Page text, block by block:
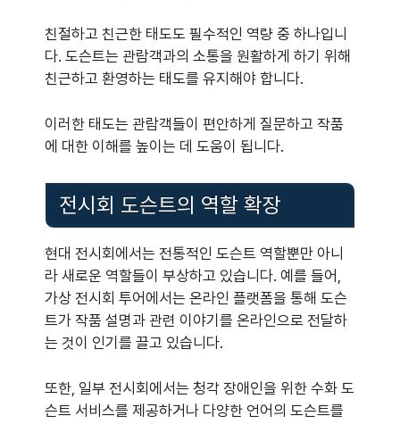
친절하고 친근한 태도도 필수적인 역량 중 하나입니
다. 도슨트는 관람객과의 소통을 원활하게 하기 위해
친근하고 환영하는 태도를 유지해야 합니다.
이러한 태도는 관람객들이 편안하게 질문하고 작품
에 대한 이해를 높이는 데 도움이 됩니다.
전시회 도슨트의 역할 확장
현대 전시회에서는 전통적인 도슨트 역할뿐만 아니
라 새로운 역할들이 부상하고 있습니다. 예를 들어,
가상 전시회 투어에서는 온라인 플랫폼을 통해 도슨
트가 작품 설명과 관련 이야기를 온라인으로 전달하
는 것이 인기를 끌고 있습니다.
또한, 일부 전시회에서는 청각 장애인을 위한 수화 도
슨트 서비스를 제공하거나 다양한 언어의 도슨트를